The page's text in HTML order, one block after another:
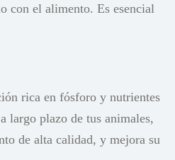
con el alimento. Es esencial
rica en fósforo y nutrientes
largo plazo de tus animales,
de alta calidad, y mejora su